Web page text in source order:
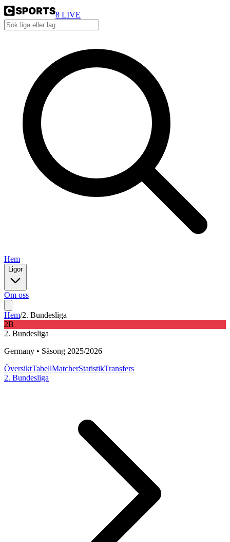
8 LIVE
Hem
Ligor
Om oss
Hem/2. Bundesliga
2B
2. Bundesliga
Germany • Säsong 2025/2026
ÖversiktTabellMatcherStatistikTransfers
2. Bundesliga